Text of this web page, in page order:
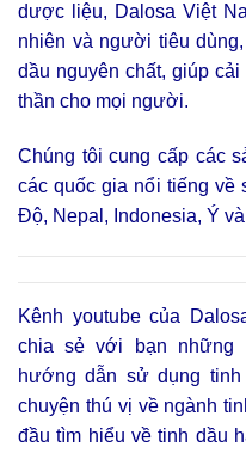
dược liệu, Dalosa Việt
nhiên và người tiêu
dầu nguyên chất, giúp
thần cho mọi người.
Chúng tôi cung cấp các
các quốc gia nổi tiếng về
Độ, Nepal, Indonesia, Ý
Kênh youtube của
chia sẻ với bạn những
hướng dẫn sử dụng
chuyện thú vị về ngành
đầu tìm hiểu về tinh dầu